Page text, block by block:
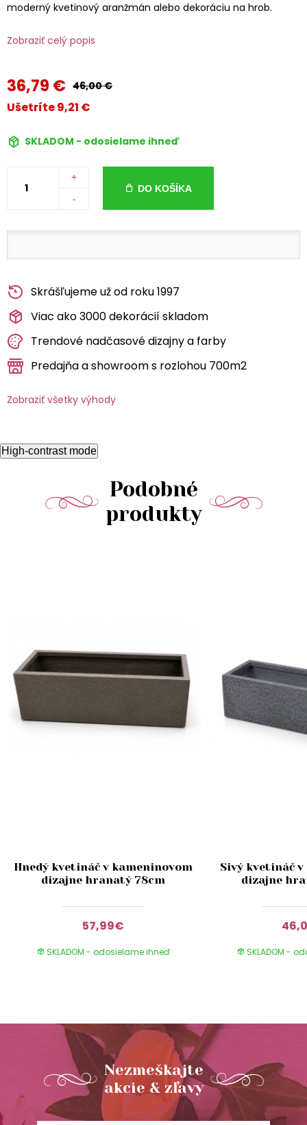
moderný kvetinový aranžmán alebo dekoráciu na hrob.
Zobraziť celý popis
36,79 € 46,00 €
Ušetríte 9,21 €
SKLADOM - odosielame ihneď
+
-
DO KOŠÍKA
Skrášľujeme už od roku 1997
Viac ako 3000 dekorácií skladom
Trendové nadčasové dizajny a farby
Predajňa a showroom s rozlohou 700m2
Zobraziť všetky výhody
High-contrast mode
Podobné
produkty
Hnedý kvetináč v kameninovom
dizajne hranatý 78cm
57,99€
SKLADOM - odosielame ihneď
Sivý kvetináč
dizajne
SKLADOM -
Nezmeškajte
akcie & zľavy